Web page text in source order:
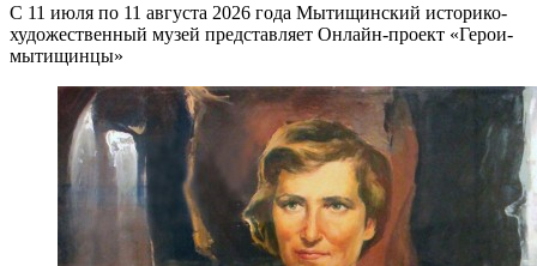
С 11 июля по 11 августа 2026 года Мытищинский историко-
художественный музей представляет Онлайн-проект «Герои-
мытищинцы»